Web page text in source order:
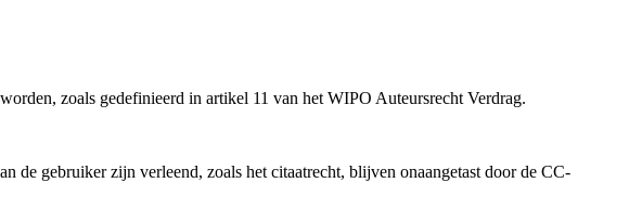
zoals gedefinieerd in artikel 11 van het WIPO Auteursrecht Verdrag.
gebruiker zijn verleend, zoals het citaatrecht, blijven onaangetast door de CC-